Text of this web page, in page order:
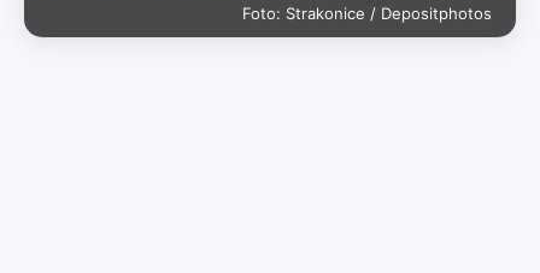
Foto: Strakonice / Depositphotos